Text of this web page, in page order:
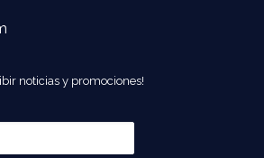
noticias y promociones!